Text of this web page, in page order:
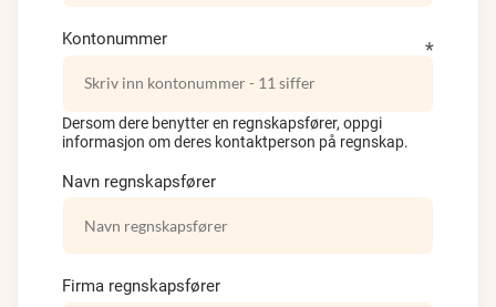
Kontonummer
Dersom dere benytter en regnskapsfører, oppgi
informasjon om deres kontaktperson på regnskap.
Navn regnskapsfører
Firma regnskapsfører